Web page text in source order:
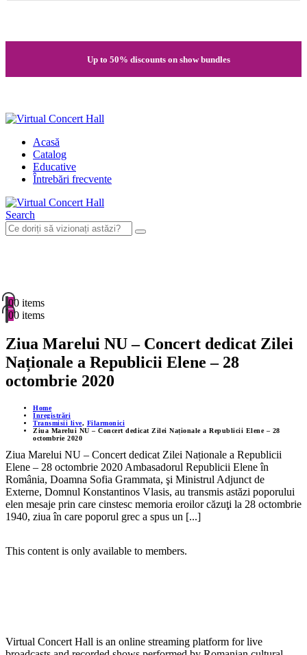
Up to 50% discounts on show bundles
Acasă
Catalog
Educative
Întrebări frecvente
Search
00 items
00 items
Ziua Marelui NU – Concert dedicat Zilei
Naționale a Republicii Elene – 28
octombrie 2020
Home
Înregistrări
Transmisii live, Filarmonici
Ziua Marelui NU – Concert dedicat Zilei Naționale a Republicii Elene – 28
octombrie 2020
Ziua Marelui NU – Concert dedicat Zilei Naționale a Republicii
Elene – 28 octombrie 2020 Ambasadorul Republicii Elene în
România, Doamna Sofia Grammata, şi Ministrul Adjunct de
Externe, Domnul Konstantinos Vlasis, au transmis astăzi poporului
elen mesaje prin care cinstesc memoria eroilor căzuţi la 28 octombrie
1940, ziua în care poporul grec a spus un [...]
This content is only available to members.
Virtual Concert Hall is an online streaming platform for live